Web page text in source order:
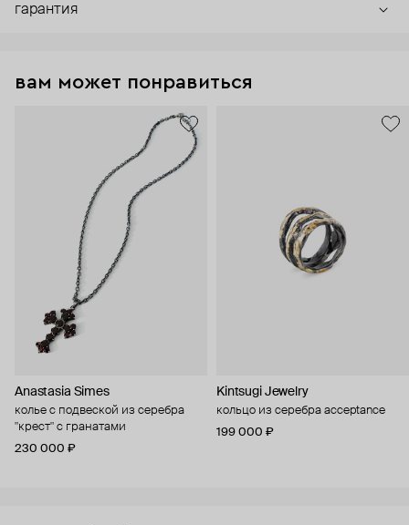
гарантия
вам может понравиться
Anastasia Simes
колье с подвеской из серебра
"крест" с гранатами
230 000 ₽
Kintsugi Jewelry
кольцо из серебра acceptance
199 000 ₽